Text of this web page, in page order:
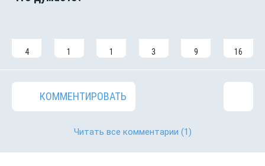
4 1 1 3 9 16
КОММЕНТИРОВАТЬ
Читать все комментарии (1)